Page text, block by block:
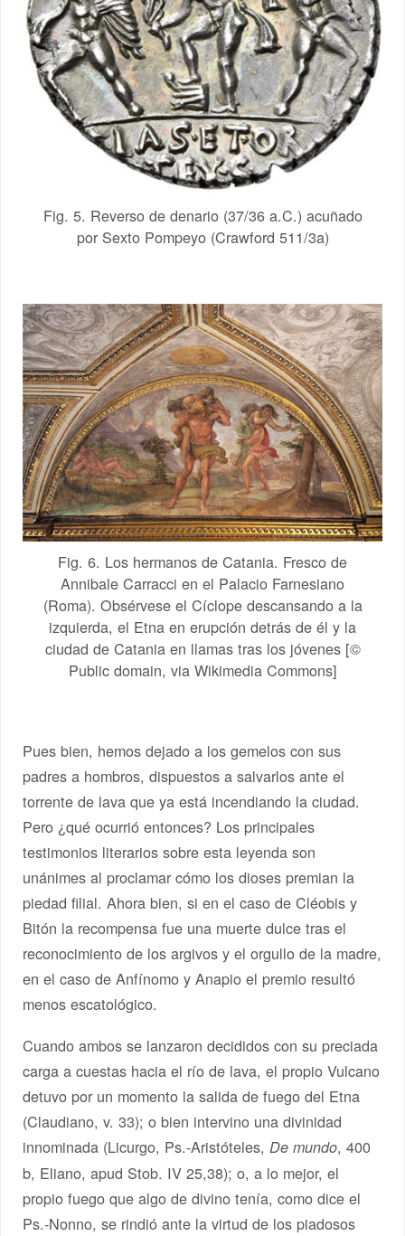
Fig. 5. Reverso de denario (37/36 a.C.) acuñado
por Sexto Pompeyo (Crawford 511/3a)
Fig. 6. Los hermanos de Catania. Fresco de
Annibale Carracci en el Palacio Farnesiano
(Roma). Obsérvese el Cíclope descansando a la
izquierda, el Etna en erupción detrás de él y la
ciudad de Catania en llamas tras los jóvenes [©
Public domain, via Wikimedia Commons]
Pues bien, hemos dejado a los gemelos con sus
padres a hombros, dispuestos a salvarlos ante el
torrente de lava que ya está incendiando la ciudad.
Pero ¿qué ocurrió entonces? Los principales
testimonios literarios sobre esta leyenda son
unánimes al proclamar cómo los dioses premian la
piedad filial. Ahora bien, si en el caso de Cléobis y
Bitón la recompensa fue una muerte dulce tras el
reconocimiento de los argivos y el orgullo de la madre,
en el caso de Anfínomo y Anapio el premio resultó
menos escatológico.
Cuando ambos se lanzaron decididos con su preciada
carga a cuestas hacia el río de lava, el propio Vulcano
detuvo por un momento la salida de fuego del Etna
(Claudiano, v. 33); o bien intervino una divinidad
innominada (Licurgo, Ps.-Aristóteles, De mundo, 400
b, Eliano, apud Stob. IV 25,38); o, a lo mejor, el
propio fuego que algo de divino tenía, como dice el
Ps.-Nonno, se rindió ante la virtud de los piadosos